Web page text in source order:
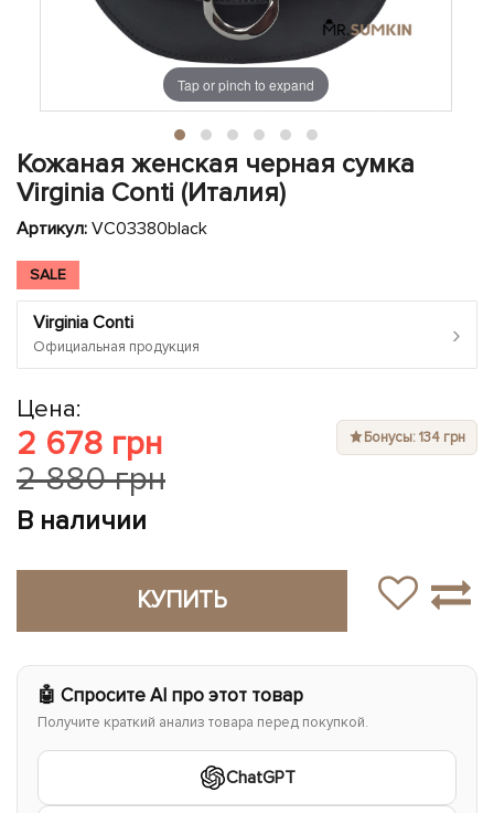
Показать все
Показать все
ЧЕХЛЫ ДЛЯ НОУТБУКОВ
Tap or pinch to expand
Кожаная женская черная сумка
Virginia Conti (Италия)
Артикул: VC03380black
SALE
Virginia Conti
Официальная продукция ›
Цена:
2 678 грн
2 880 грн
Бонусы: 134 грн
В наличии
КУПИТЬ
🤖 Спросите AI про этот товар
Получите краткий анализ товара перед покупкой.
ChatGPT